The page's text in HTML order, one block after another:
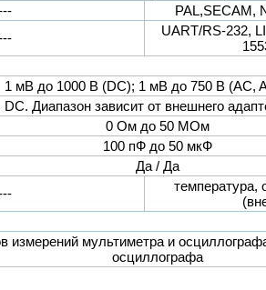
PAL,SECAM,
UART/RS-232,
1 мВ до 1000 В (DC); 1 мВ до 750 В (AC,
DC. Диапазон зависит от внешнего
0 Ом до 50 МОм
100 пФ до 50 мкФ
Да / Да
температура,
измерений мультиметра и
осциллографа